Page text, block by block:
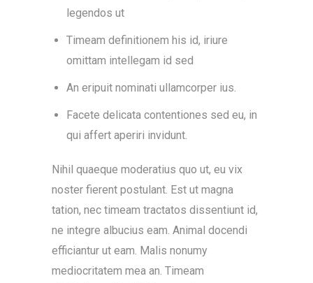
legendos ut
Timeam definitionem his id, iriure
omittam intellegam id sed
An eripuit nominati ullamcorper ius.
Facete delicata contentiones sed eu, in
qui affert aperiri invidunt.
Nihil quaeque moderatius quo ut, eu vix
noster fierent postulant. Est ut magna
tation, nec timeam tractatos dissentiunt id,
ne integre albucius eam. Animal docendi
efficiantur ut eam. Malis nonumy
mediocritatem mea an. Timeam